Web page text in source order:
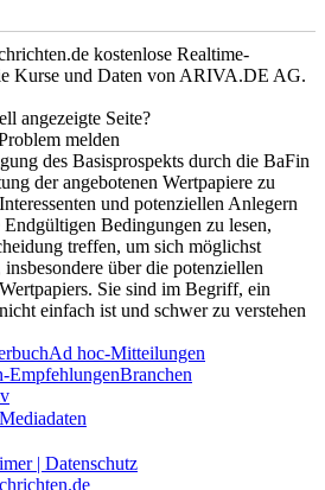
kostenlose Realtime-
Kurse und Daten von ARIVA.DE AG.
angezeigte Seite?
melden
des Basisprospekts durch die BaFin
der angebotenen Wertpapiere zu
und potenziellen Anlegern
Bedingungen zu lesen,
treffen, um sich möglichst
über die potenziellen
Sie sind im Begriff, ein
einfach ist und schwer zu verstehen
Ad hoc-Mitteilungen
EmpfehlungenBranchen
Mediadaten
| Datenschutz